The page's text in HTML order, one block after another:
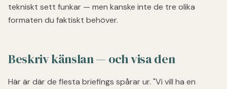
tekniskt sett funkar — men kanske inte de tre olika
formaten du faktiskt behöver.
Beskriv känslan — och visa den
Här är där de flesta briefings spårar ur. "Vi vill ha en